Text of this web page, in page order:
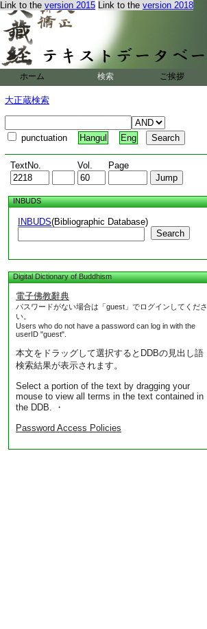
Link to the version 2015 Link to the version 2018
ホーム 検索 ご挨拶
大正蔵検索
punctuation Hangul Eng
TextNo. Vol. Page
INBUDS
INBUDS(Bibliographic Database)
Search
Digital Dictionary of Buddhism
電子佛教辭典
パスワードがない場合は「guest」でログインしてくださ
い。
Users who do not have a password can log in with the
userID "guest".
本文をドラッグして選択するとDDBの見出し語
検索結果が表示されます。
Select a portion of the text by dragging your
mouse to view all terms in the text contained in
the DDB. ・
Password Access Policies